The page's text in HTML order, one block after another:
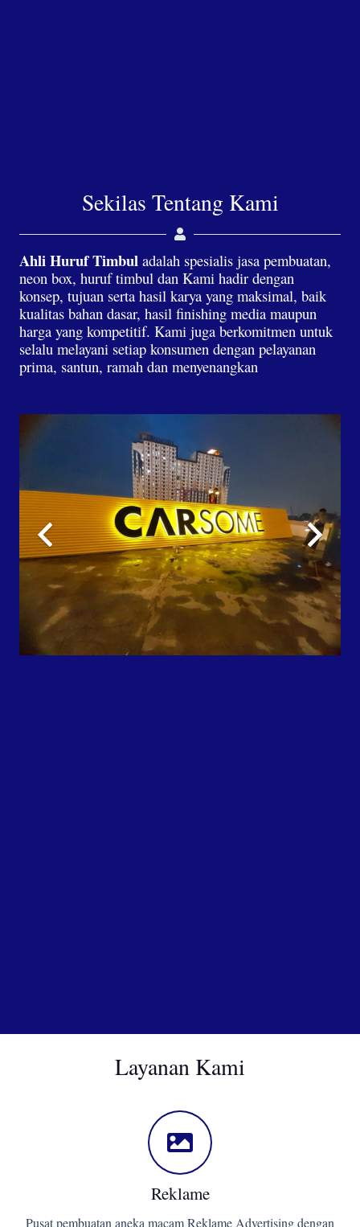
Sekilas Tentang Kami
Ahli Huruf Timbul adalah spesialis jasa pembuatan,
neon box, huruf timbul dan Kami hadir dengan
konsep, tujuan serta hasil karya yang maksimal, baik
kualitas bahan dasar, hasil finishing media maupun
harga yang kompetitif. Kami juga berkomitmen untuk
selalu melayani setiap konsumen dengan pelayanan
prima, santun, ramah dan menyenangkan
Layanan Kami
Reklame
Pusat pembuatan aneka macam Reklame Advertising dengan